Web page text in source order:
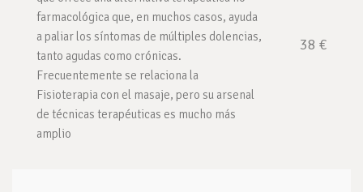
farmacológica que, en muchos casos, ayuda
a paliar los síntomas de múltiples dolencias,
tanto agudas como crónicas.
Frecuentemente se relaciona la
Fisioterapia con el masaje, pero su arsenal
de técnicas terapéuticas es mucho más
amplio
38 €